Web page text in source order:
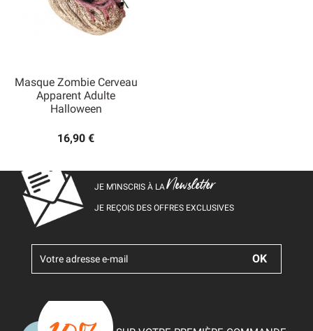
Masque Zombie Cerveau
Apparent Adulte
Halloween
16,90 €
JE M’INSCRIS À LANewsletter
JE REÇOIS DES OFFRES EXCLUSIVES